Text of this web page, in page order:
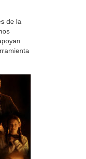
de la